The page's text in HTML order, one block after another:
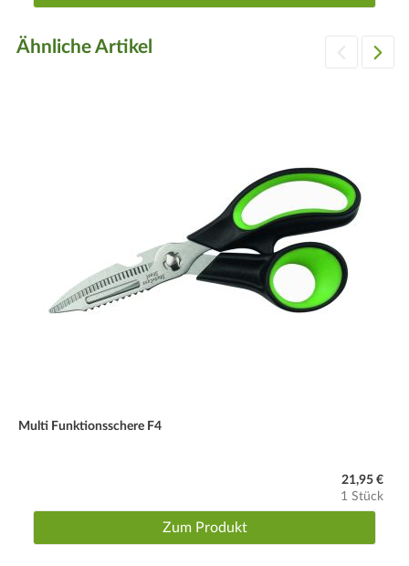
Ähnliche Artikel
Multi Funktionsschere F4
21,95 €
1 Stück
Zum Produkt